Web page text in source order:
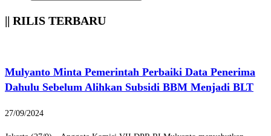
|| RILIS TERBARU
Mulyanto Minta Pemerintah Perbaiki Data Penerima
Dahulu Sebelum Alihkan Subsidi BBM Menjadi BLT
27/09/2024